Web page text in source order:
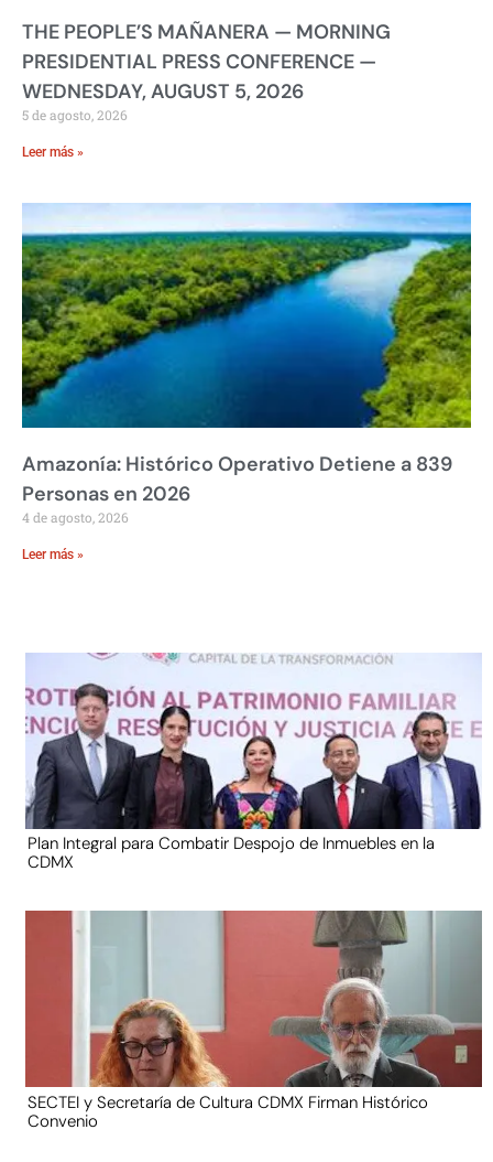
THE PEOPLE’S MAÑANERA — MORNING
PRESIDENTIAL PRESS CONFERENCE —
WEDNESDAY, AUGUST 5, 2026
5 de agosto, 2026
Leer más »
Amazonía: Histórico Operativo Detiene a 839
Personas en 2026
4 de agosto, 2026
Leer más »
Plan Integral para Combatir Despojo de Inmuebles en la
CDMX
SECTEI y Secretaría de Cultura CDMX Firman Histórico
Convenio